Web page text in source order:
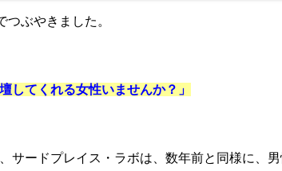
ぶやきました。
してくれる女性いませんか？」
サードプレイス・ラボは、数年前と同様に、